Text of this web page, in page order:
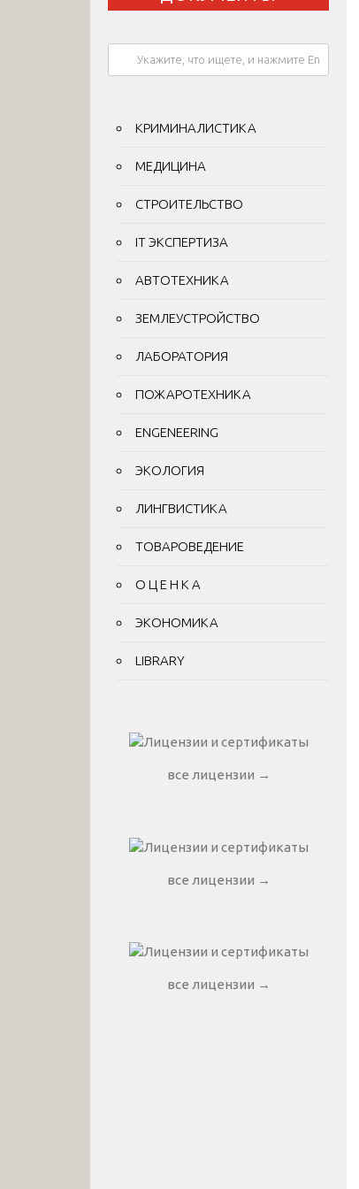
КРИМИНАЛИСТИКА
МЕДИЦИНА
СТРОИТЕЛЬСТВО
IT ЭКСПЕРТИЗА
АВТОТЕХНИКА
ЗЕМЛЕУСТРОЙСТВО
ЛАБОРАТОРИЯ
ПОЖАРОТЕХНИКА
ENGENEERING
ЭКОЛОГИЯ
ЛИНГВИСТИКА
ТОВАРОВЕДЕНИЕ
О Ц Е Н К А
ЭКОНОМИКА
LIBRARY
все лицензии →
все лицензии →
все лицензии →